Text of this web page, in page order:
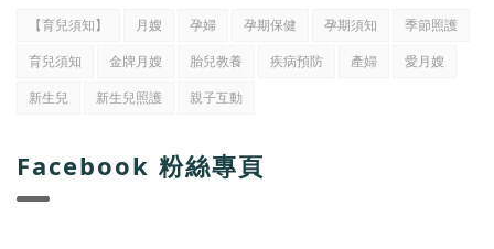
【育兒須知】 月嫂 孕婦 孕期保健 孕期須知
季節照護
育兒須知
金牌月嫂 胎兒教養 疾病預防 產婦
愛月嫂
新生兒
新生兒照護 親子互動
Facebook 粉絲專頁